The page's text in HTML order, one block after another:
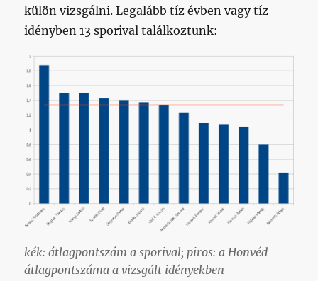
külön vizsgálni. Legalább tíz évben vagy tíz
idényben 13 sporival találkoztunk:
kék: átlagpontszám a sporival; piros: a Honvéd
átlagpontszáma a vizsgált idényekben